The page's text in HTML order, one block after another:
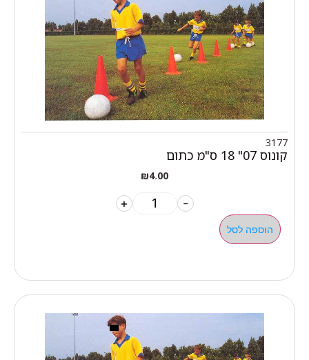
3177
קונוס 07" 18 ס"מ כתום
₪4.00
-
+
הוספה לסל